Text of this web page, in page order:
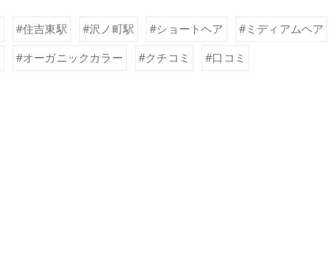
#住吉東駅 #沢ノ町駅 #ショートヘア
#ミディアムヘア
#オーガニックカラー #クチコミ #口コミ